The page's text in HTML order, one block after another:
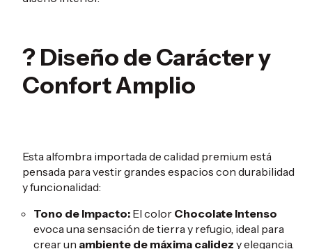
? Diseño de Carácter y
Confort Amplio
Esta alfombra importada de calidad premium está
pensada para vestir grandes espacios con durabilidad
y funcionalidad:
Tono de Impacto: El color Chocolate Intenso
evoca una sensación de tierra y refugio, ideal para
crear un ambiente de máxima calidez y elegancia.